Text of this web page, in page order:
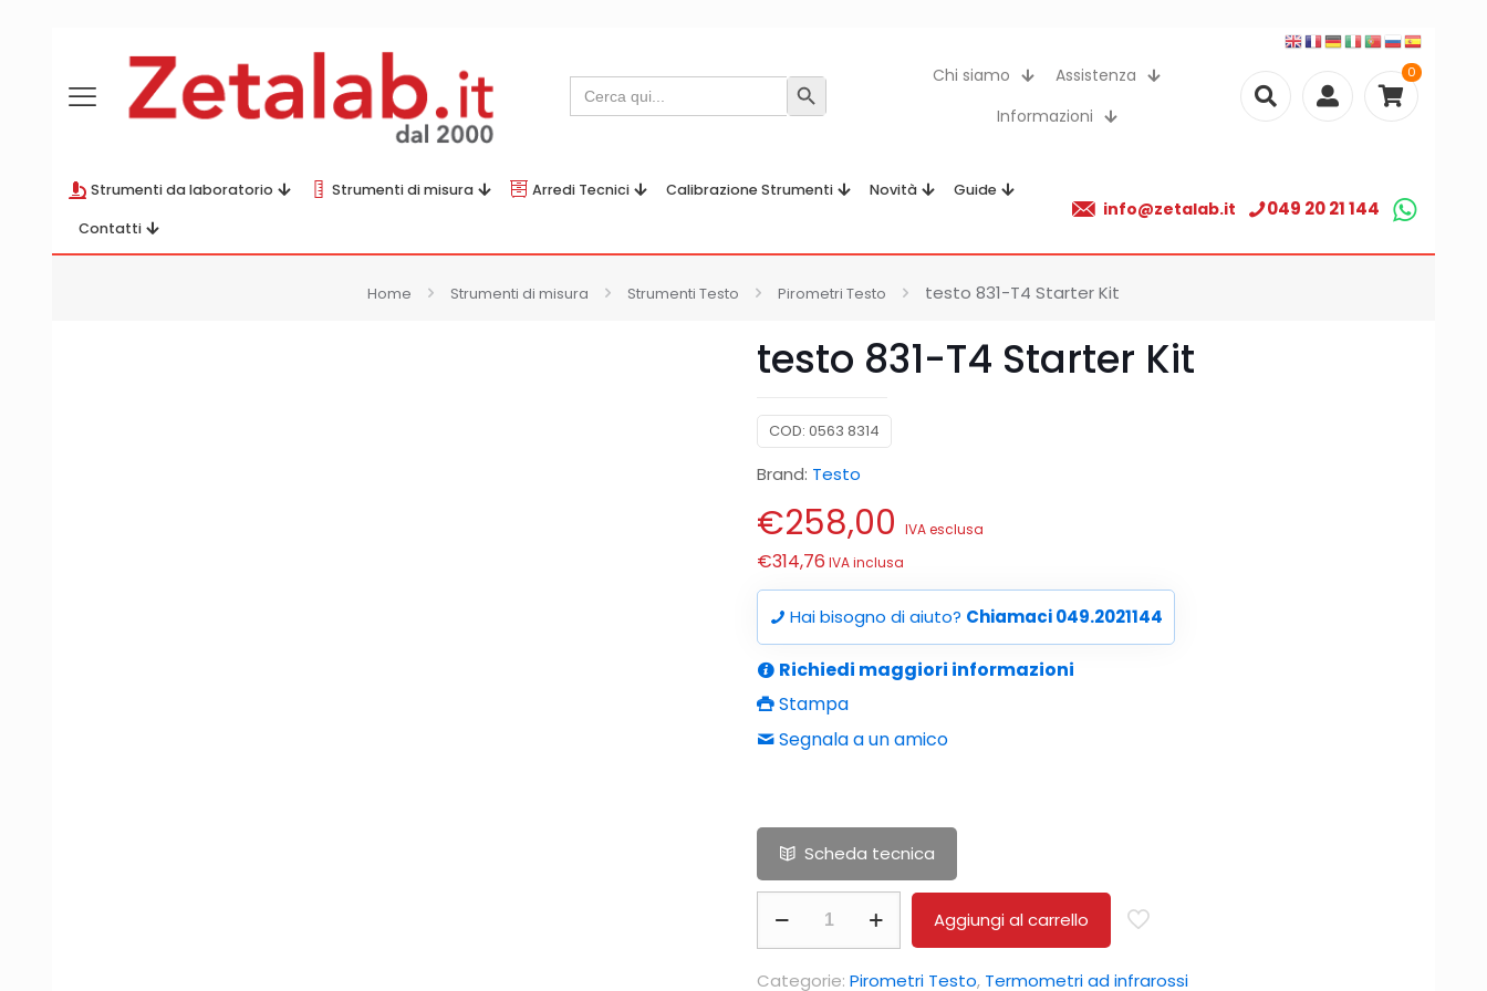
Search
for: Search Button
Chi siamo
Assistenza
Informazioni
0
Strumenti da laboratorio Strumenti di misura Arredi Tecnici Calibrazione Strumenti Novità Guide
Contatti
info@zetalab.it 049 20 21 144
Home Strumenti di misura Strumenti Testo Pirometri Testo testo 831-T4 Starter Kit
testo 831-T4 Starter Kit
COD: 0563 8314
Brand: Testo
€258,00 IVA esclusa
€314,76 IVA inclusa
Hai bisogno di aiuto? Chiamaci 049.2021144
Richiedi maggiori informazioni
Stampa
Segnala a un amico
Scheda tecnica
Aggiungi al carrello
Categorie: Pirometri Testo, Termometri ad infrarossi